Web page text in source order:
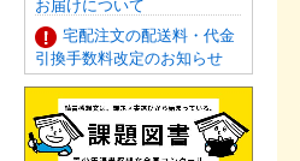
お届けについて
宅配注文の配送料・代金
引換手数料改定のお知らせ